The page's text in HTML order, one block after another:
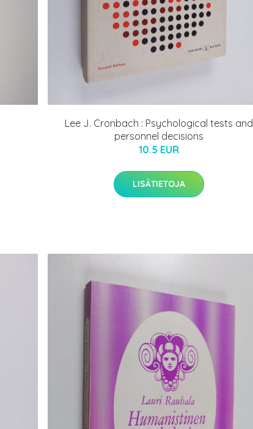
Lee J. Cronbach : Psychological tests and
personnel decisions
10.5 EUR
LISÄTIETOJA